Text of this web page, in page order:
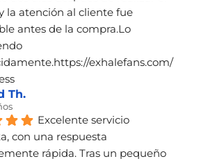
la atención al cliente fue
antes de la compra.Lo
exhalefans.com/
Th.
Excelente servicio
con una respuesta
rápida. Tras un pequeño